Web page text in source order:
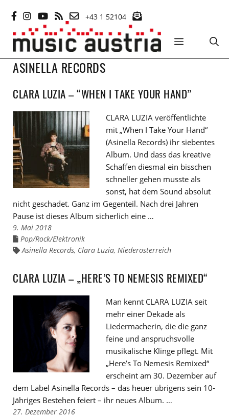
Inhalt
springen
+43 1 52104
MENÜ
ASINELLA RECORDS
CLARA LUZIA – “WHEN I TAKE YOUR HAND”
CLARA LUZIA veröffentlichte
mit „When I Take Your Hand“
(Asinella Records) ihr siebentes
Album. Und dass das kreative
Schaffen diesmal ein bisschen
schneller gehen musste als
sonst, hat dem Sound absolut
nicht geschadet. Ganz im Gegenteil. Nach drei Jahren
Pause ist dieses Album sicherlich eine …
9. Mai 2018
Links
den
Pop/Rock/Elektronik
Links
Asinella Records, Clara Luzia, Niederösterreich
CLARA LUZIA – „HERE’S TO NEMESIS REMIXED“
Man kennt CLARA LUZIA seit
mehr einer Dekade als
Liedermacherin, die die ganz
feine und anspruchsvolle
musikalische Klinge pflegt. Mit
„Here’s To Nemesis Remixed“
erscheint am 30. Dezember auf
dem Label Asinella Records – das heuer übrigens sein 10-
Jähriges Bestehen feiert – ihr neues Album. …
27. Dezember 2016